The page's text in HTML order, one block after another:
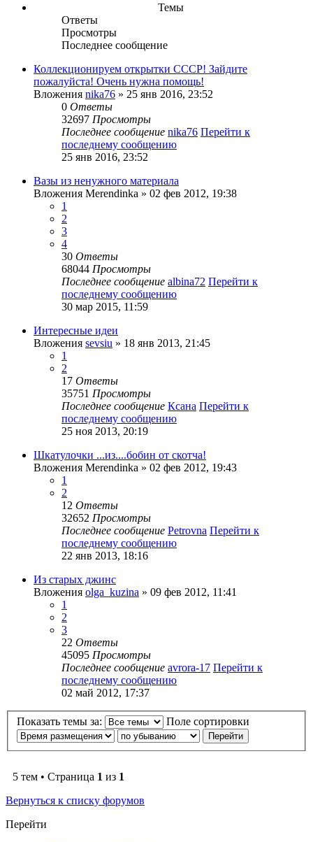
Темы
Ответы
Просмотры
Последнее сообщение
Коллекционируем открытки СССР! Зайдите
пожалуйста! Очень нужна помощь!
Вложения nika76 » 25 янв 2016, 23:52
0 Ответы
32697 Просмотры
Последнее сообщение nika76 Перейти к
последнему сообщению
25 янв 2016, 23:52
Вазы из ненужного материала
Вложения Merendinka » 02 фев 2012, 19:38
1
2
3
4
30 Ответы
68044 Просмотры
Последнее сообщение albina72 Перейти к
последнему сообщению
30 мар 2015, 11:59
Интересные идеи
Вложения sevsiu » 18 янв 2013, 21:45
1
2
17 Ответы
35751 Просмотры
Последнее сообщение Ксана Перейти к
последнему сообщению
25 ноя 2013, 20:19
Шкатулочки ...из....бобин от скотча!
Вложения Merendinka » 02 фев 2012, 19:43
1
2
12 Ответы
32652 Просмотры
Последнее сообщение Petrovna Перейти к
последнему сообщению
22 янв 2013, 18:16
Из старых джинс
Вложения olga_kuzina » 09 фев 2012, 11:41
1
2
3
22 Ответы
45095 Просмотры
Последнее сообщение avrora-17 Перейти к
последнему сообщению
02 май 2012, 17:37
Показать темы за: Поле сортировки
5 тем • Страница 1 из 1
Вернуться к списку форумов
Перейти